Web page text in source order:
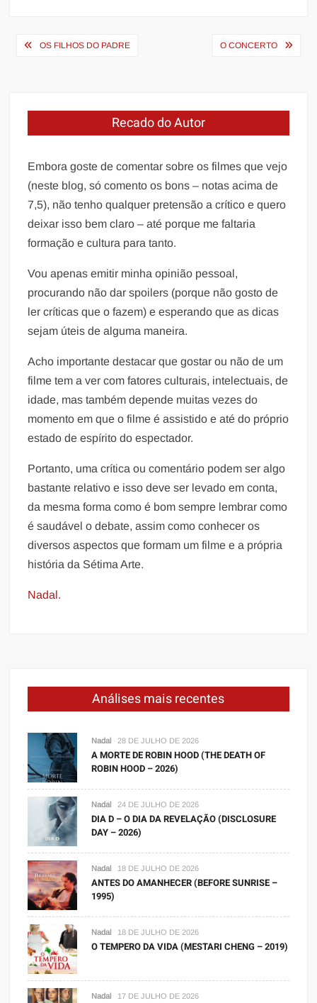
Navegação
OS FILHOS DO PADRE O CONCERTO
Recado do Autor
Embora goste de comentar sobre os filmes que vejo
(neste blog, só comento os bons – notas acima de
7,5), não tenho qualquer pretensão a crítico e quero
deixar isso bem claro – até porque me faltaria
formação e cultura para tanto.
Vou apenas emitir minha opinião pessoal,
procurando não dar spoilers (porque não gosto de
ler críticas que o fazem) e esperando que as dicas
sejam úteis de alguma maneira.
Acho importante destacar que gostar ou não de um
filme tem a ver com fatores culturais, intelectuais, de
idade, mas também depende muitas vezes do
momento em que o filme é assistido e até do próprio
estado de espírito do espectador.
Portanto, uma crítica ou comentário podem ser algo
bastante relativo e isso deve ser levado em conta,
da mesma forma como é bom sempre lembrar como
é saudável o debate, assim como conhecer os
diversos aspectos que formam um filme e a própria
história da Sétima Arte.
Nadal.
Análises mais recentes
Nadal 28 DE JULHO DE 2026
A MORTE DE ROBIN HOOD (THE DEATH OF
ROBIN HOOD – 2026)
Nadal 24 DE JULHO DE 2026
DIA D – O DIA DA REVELAÇÃO (DISCLOSURE
DAY – 2026)
Nadal 18 DE JULHO DE 2026
ANTES DO AMANHECER (BEFORE SUNRISE –
1995)
Nadal 18 DE JULHO DE 2026
O TEMPERO DA VIDA (MESTARI CHENG – 2019)
Nadal 17 DE JULHO DE 2026